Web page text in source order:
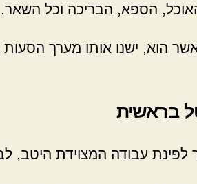
הספא, הבריכה וכל השאר.
הוא, ישנו אותו מערך
בראשית
לפינת עבודה המצוידת היטב,